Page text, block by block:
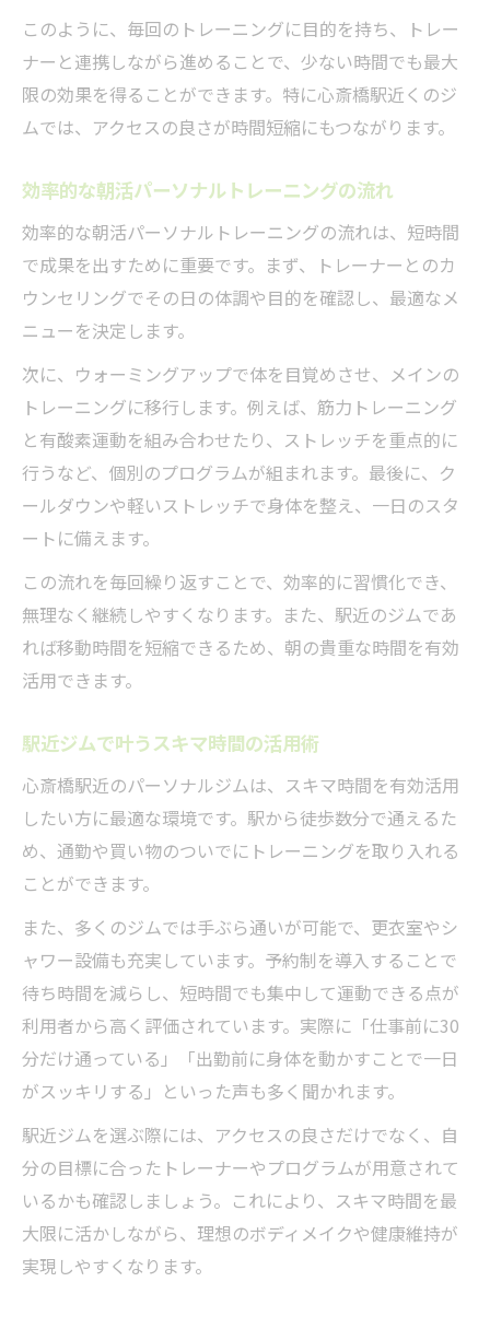
このように、毎回のトレーニングに目的を持ち、トレー
ナーと連携しながら進めることで、少ない時間でも最大
限の効果を得ることができます。特に心斎橋駅近くのジ
ムでは、アクセスの良さが時間短縮にもつながります。
効率的な朝活パーソナルトレーニングの流れ
効率的な朝活パーソナルトレーニングの流れは、短時間
で成果を出すために重要です。まず、トレーナーとのカ
ウンセリングでその日の体調や目的を確認し、最適なメ
ニューを決定します。
次に、ウォーミングアップで体を目覚めさせ、メインの
トレーニングに移行します。例えば、筋力トレーニング
と有酸素運動を組み合わせたり、ストレッチを重点的に
行うなど、個別のプログラムが組まれます。最後に、ク
ールダウンや軽いストレッチで身体を整え、一日のスタ
ートに備えます。
この流れを毎回繰り返すことで、効率的に習慣化でき、
無理なく継続しやすくなります。また、駅近のジムであ
れば移動時間を短縮できるため、朝の貴重な時間を有効
活用できます。
駅近ジムで叶うスキマ時間の活用術
心斎橋駅近のパーソナルジムは、スキマ時間を有効活用
したい方に最適な環境です。駅から徒歩数分で通えるた
め、通勤や買い物のついでにトレーニングを取り入れる
ことができます。
また、多くのジムでは手ぶら通いが可能で、更衣室やシ
ャワー設備も充実しています。予約制を導入することで
待ち時間を減らし、短時間でも集中して運動できる点が
利用者から高く評価されています。実際に「仕事前に30
分だけ通っている」「出勤前に身体を動かすことで一日
がスッキリする」といった声も多く聞かれます。
駅近ジムを選ぶ際には、アクセスの良さだけでなく、自
分の目標に合ったトレーナーやプログラムが用意されて
いるかも確認しましょう。これにより、スキマ時間を最
大限に活かしながら、理想のボディメイクや健康維持が
実現しやすくなります。